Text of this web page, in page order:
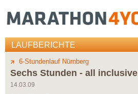
LAUFBERICHTE
6-Stundenlauf Nürnberg
Sechs Stunden - all inclusive
14.03.09